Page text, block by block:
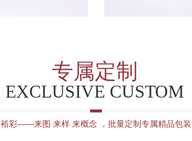
EXCLUSIVE CUSTOM
专属定制
裕彩——来图 来样 来概念 ，批量定制专属精品包装